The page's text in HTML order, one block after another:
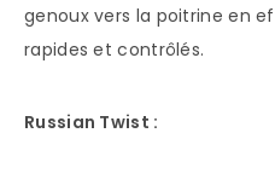
genoux vers la poitrine en
rapides et contrôlés.
Russian Twist :